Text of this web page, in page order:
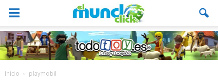
Inicio playmobil